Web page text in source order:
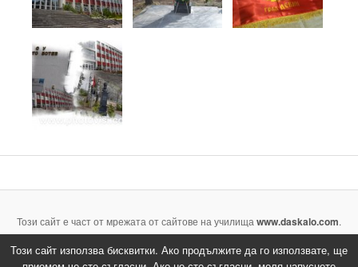
Този сайт е част от мрежата от сайтове на училищаwww.daskalo.com.
Този сайт използва бисквитки. Ако продължите да го използвате, ще